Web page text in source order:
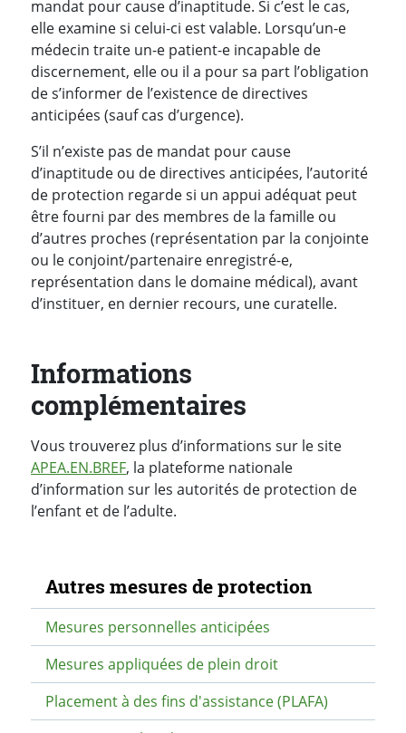
mandat pour cause d’inaptitude. Si c’est le cas,
elle examine si celui-ci est valable. Lorsqu’un-e
médecin traite un-e patient-e incapable de
discernement, elle ou il a pour sa part l’obligation
de s’informer de l’existence de directives
anticipées (sauf cas d’urgence).
S’il n’existe pas de mandat pour cause
d’inaptitude ou de directives anticipées, l’autorité
de protection regarde si un appui adéquat peut
être fourni par des membres de la famille ou
d’autres proches (représentation par la conjointe
ou le conjoint/partenaire enregistré-e,
représentation dans le domaine médical), avant
d’instituer, en dernier recours, une curatelle.
Informations
complémentaires
Vous trouverez plus d’informations sur le site
APEA.EN.BREF, la plateforme nationale
d’information sur les autorités de protection de
l’enfant et de l’adulte.
Navigation secondaire
Autres mesures de protection
Mesures personnelles anticipées
Mesures appliquées de plein droit
Placement à des fins d'assistance (PLAFA)